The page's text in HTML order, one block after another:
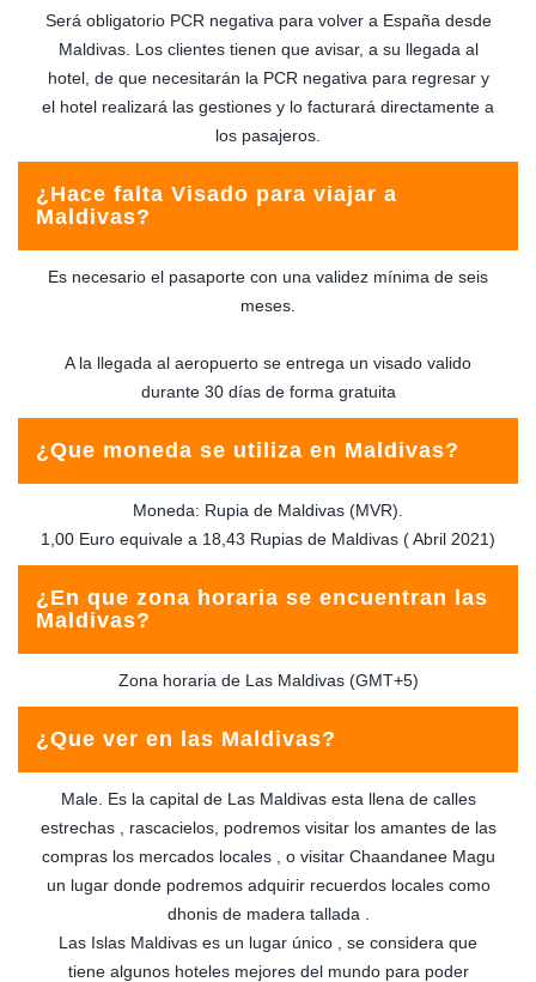
Será obligatorio PCR negativa para volver a España desde
Maldivas. Los clientes tienen que avisar, a su llegada al
hotel, de que necesitarán la PCR negativa para regresar y
el hotel realizará las gestiones y lo facturará directamente a
los pasajeros.
¿Hace falta Visado para viajar a
Maldivas?
Es necesario el pasaporte con una validez mínima de seis
meses.
A la llegada al aeropuerto se entrega un visado valido
durante 30 días de forma gratuita
¿Que moneda se utiliza en Maldivas?
Moneda: Rupia de Maldivas (MVR).
1,00 Euro equivale a 18,43 Rupias de Maldivas ( Abril 2021)
¿En que zona horaria se encuentran las
Maldivas?
Zona horaria de Las Maldivas (GMT+5)
¿Que ver en las Maldivas?
Male. Es la capital de Las Maldivas esta llena de calles
estrechas , rascacielos, podremos visitar los amantes de las
compras los mercados locales , o visitar Chaandanee Magu
un lugar donde podremos adquirir recuerdos locales como
dhonis de madera tallada .
Las Islas Maldivas es un lugar único , se considera que
tiene algunos hoteles mejores del mundo para poder